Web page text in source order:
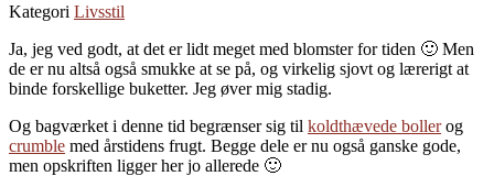
Kategori Livsstil
Ja, jeg ved godt, at det er lidt meget med blomster for tiden 🙂 Men
de er nu altså også smukke at se på, og virkelig sjovt og lærerigt at
binde forskellige buketter. Jeg øver mig stadig.
Og bagværket i denne tid begrænser sig til koldthævede bollerog
crumble med årstidens frugt. Begge dele er nu også ganske gode,
men opskriften ligger her jo allerede 🙂